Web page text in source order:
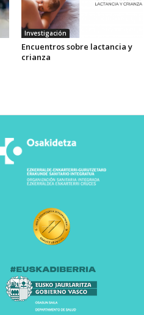
Investigación
Encuentros sobre lactancia y
crianza